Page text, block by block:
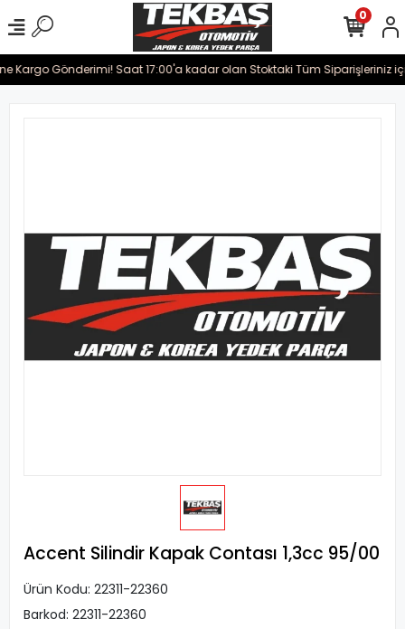
Kargo Gönderimi! Saat 17:00'a kadar olan Stoktaki Tüm Siparişleriniz
0
Accent Silindir Kapak Contası 1,3cc 95/00
Ürün Kodu: 22311-22360
Barkod: 22311-22360